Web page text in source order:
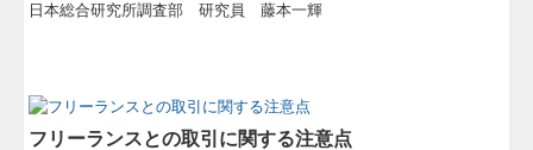
日本総合研究所調査部 研究員 藤本一輝
フリーランスとの取引に関する注意点